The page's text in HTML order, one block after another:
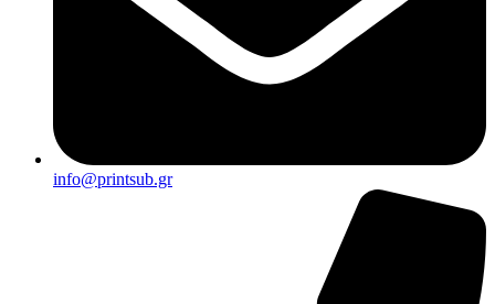
info@printsub.gr